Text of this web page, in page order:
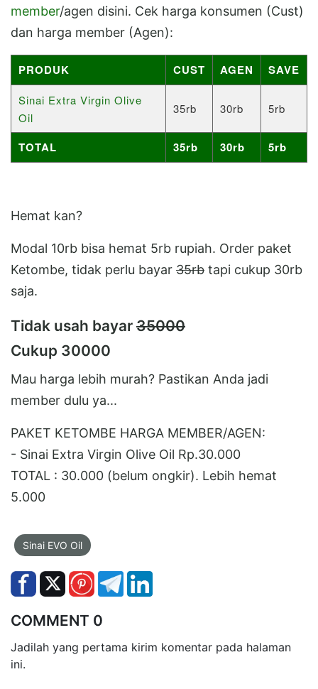
member/agen disini. Cek harga konsumen (Cust)
dan harga member (Agen):
PRODUK CUST AGEN SAVE
Sinai Extra Virgin Olive
Oil
35rb 30rb 5rb
TOTAL 35rb 30rb 5rb
Hemat kan?
Modal 10rb bisa hemat 5rb rupiah. Order paket
Ketombe, tidak perlu bayar 35rb tapi cukup 30rb
saja.
Tidak usah bayar 35000
Cukup 30000
Mau harga lebih murah? Pastikan Anda jadi
member dulu ya...
PAKET KETOMBE HARGA MEMBER/AGEN:
- Sinai Extra Virgin Olive Oil Rp.30.000
TOTAL : 30.000 (belum ongkir). Lebih hemat
5.000
Sinai EVO Oil
COMMENT 0
Jadilah yang pertama kirim komentar pada halaman
ini.